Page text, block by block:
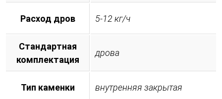
Расход дров 5-12 кг/ч
Стандартная
комплектация
дрова
Тип каменки внутренняя закрытая